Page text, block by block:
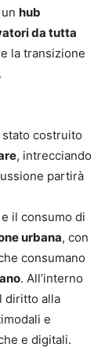
hub
da tutta
la transizione
stato costruito
, intrecciando
partirà
il consumo di
urbana, con
consumano
. All’interno
diritto alla
e
e digitali.